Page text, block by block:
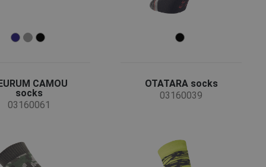
CAMOU
socks
03160061
OTATARA socks
03160039